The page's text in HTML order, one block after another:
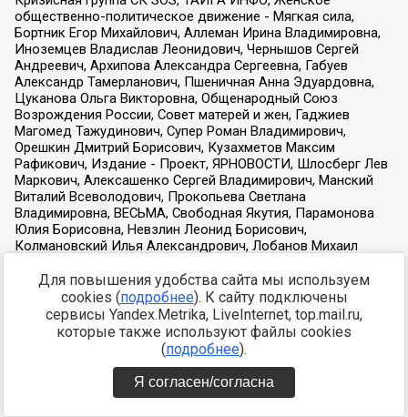
Для повышения удобства сайта мы используем
cookies (подробнее). К сайту подключены
сервисы Yandex.Metrika, LiveInternet, top.mail.ru,
которые также используют файлы cookies
(подробнее).
Я согласен/согласна